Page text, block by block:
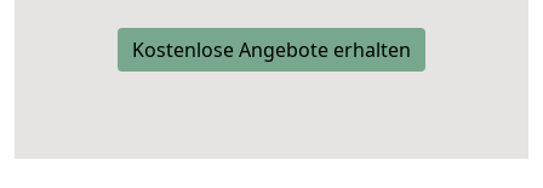
Kostenlose Angebote erhalten